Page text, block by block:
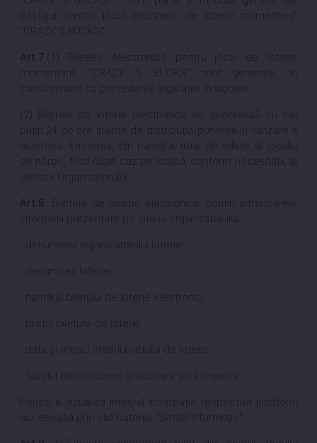
câștiguri pentru jocul electronic de loterie momentană
"CRAZY 5 BUCKS" .
Art.7 .(1) Biletele electronice pentru jocul de loterie
momentană "CRAZY 5 BUCKS" sunt generate, în
conformitate cu prevederile legislației în vigoare.
(2) Biletele de loterie electronice se generează cu cel
puțin 24 de ore înainte de distribuția/punerea în vânzare a
acestora. Emiterea, din numărul total de bilete al jocului
de noroc, fiind după caz periodică, conform necesității, la
decizia Organizatorului.
Art.8.
Biletele de loterie electronice conțin următoarele
informații prezentate pe site-ul organizatorului:
- denumirea organizatorului loteriei,
- denumirea loteriei
- numărul biletului de loterie electronic,
- prețul biletului de loterie
- data și timpul creării biletului de loterie,
- tabelul de distribuire și achitare a câștigurilor.
Pentru a vizualiza integral informația respectivă jucătorul
accesează prin clic butonul "Setări/Informație".